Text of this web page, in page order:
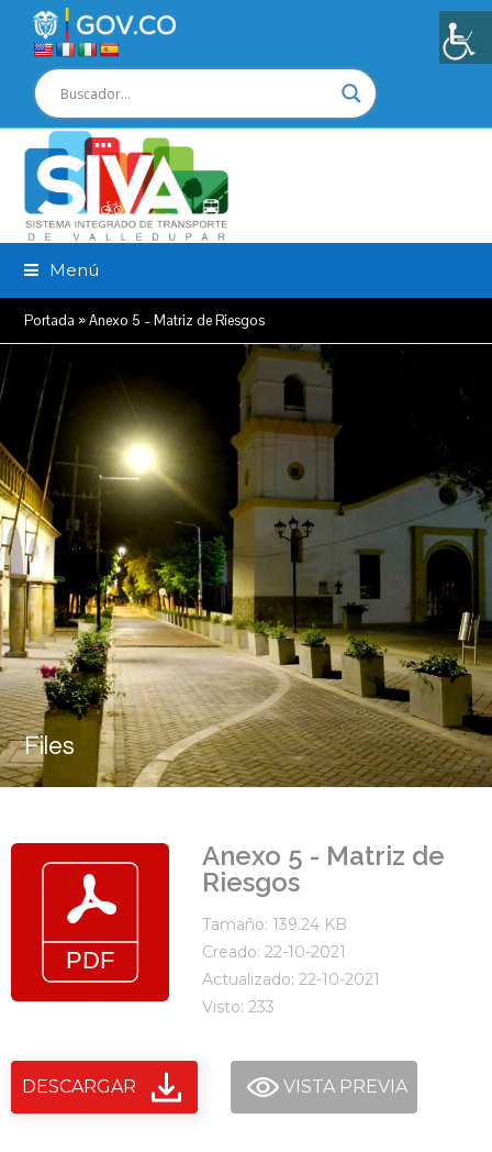
Menú
Portada »Anexo 5 – Matriz de Riesgos
Files
Anexo 5 - Matriz de
Riesgos
Tamaño: 139.24 KB
Creado: 22-10-2021
Actualizado: 22-10-2021
Visto: 233
DESCARGAR VISTA PREVIA